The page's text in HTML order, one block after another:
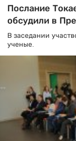
Послание
обсудили в
В заседании
ученые.